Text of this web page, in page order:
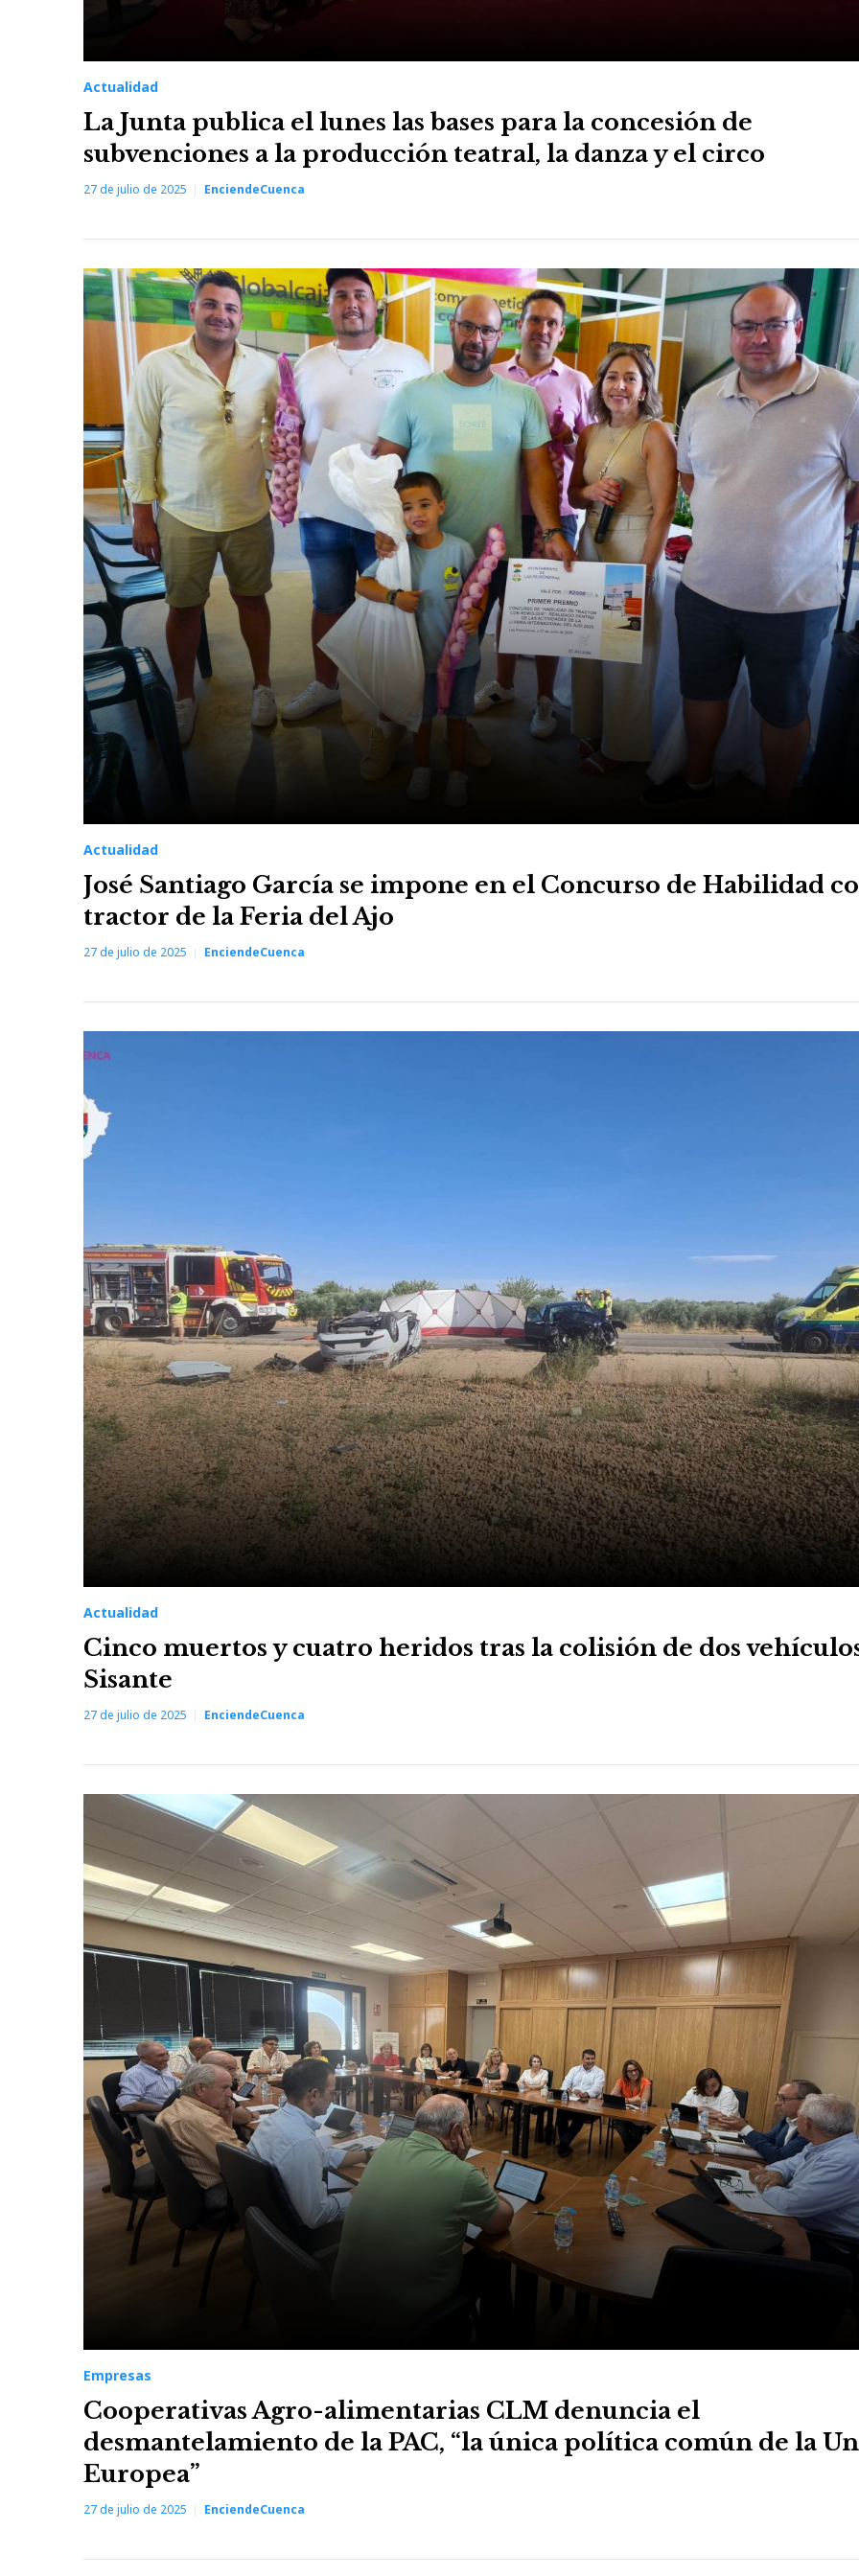
Actualidad
La Junta publica el lunes las bases para la concesión de
subvenciones a la producción teatral, la danza y el circo
27 de julio de 2025 EnciendeCuenca
Actualidad
José Santiago García se impone en el Concurso de Habilidad
tractor de la Feria del Ajo
27 de julio de 2025 EnciendeCuenca
Actualidad
Cinco muertos y cuatro heridos tras la colisión de dos
Sisante
27 de julio de 2025 EnciendeCuenca
Empresas
Cooperativas Agro-alimentarias CLM denuncia el
desmantelamiento de la PAC, “la única política común de la
Europea”
27 de julio de 2025 EnciendeCuenca